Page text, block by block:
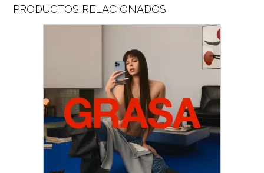
PRODUCTOS RELACIONADOS